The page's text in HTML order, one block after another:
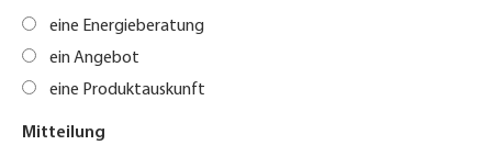
eine Energieberatung
ein Angebot
eine Produktauskunft
Mitteilung